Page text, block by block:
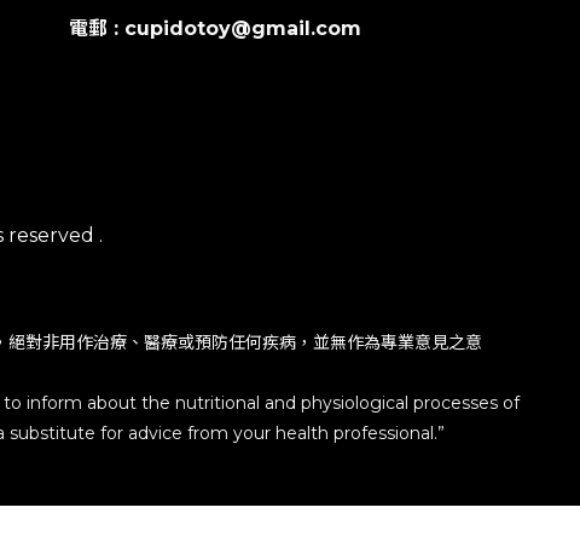
電郵 : cupidotoy@gmail.com
.
對非用作治療、醫療或預防任何疾病，並無作為專業意見之意
inform about the nutritional and physiological processes of
for advice from your health professional.”